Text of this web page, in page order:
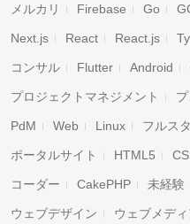
メルカリ Firebase Go
Next.js React React.js
コンサル Flutter Android
プロジェクトマネジメント
PdM Web Linux フルス
ポータルサイト HTML5
コーダー CakePHP 未経験
ウェブデザイン ウェブメディ